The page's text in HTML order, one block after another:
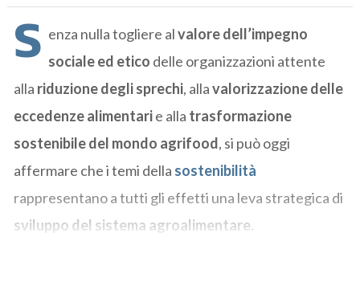
S enza nulla togliere alvalore dell’impegno
sociale ed etico delle organizzazioni attente
alla riduzione degli sprechi, allavalorizzazione delle
eccedenze alimentarie alla trasformazione
sostenibile del mondo agrifood, si può oggi
affermare che i temi della sostenibilità
rappresentano a tutti gli effetti una leva strategica di
sviluppo del sistema agroalimentare.